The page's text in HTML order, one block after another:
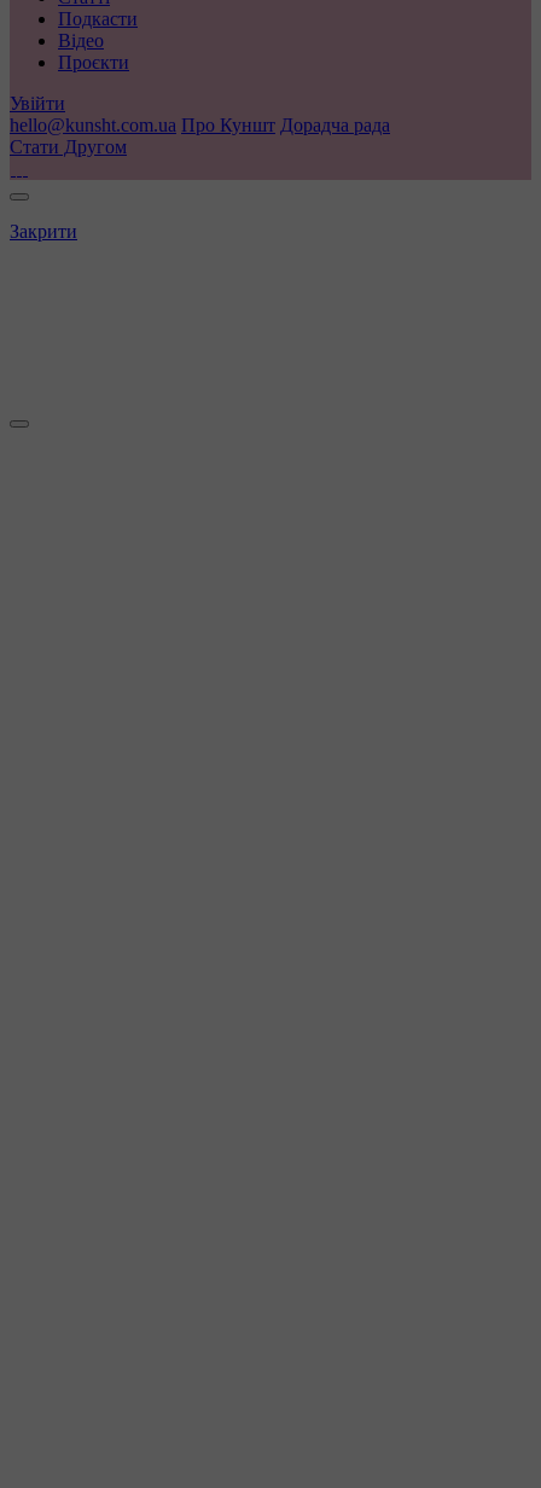
Подкасти
Відео
Проєкти
Увійти
hello@kunsht.com.ua Про Куншт Дорадча рада
Стати Другом
Закрити